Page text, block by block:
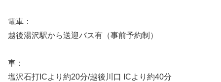
電車：
越後湯沢駅から送迎バス有（事前予約制）
車：
塩沢石打ICより約20分/越後川口 ICより約40分